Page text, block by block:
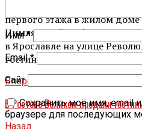
первого этажа в жилом
Цимлянской, 3, бывшее
в Ярославле на улице
гостиничный комплекс в
Вперед
В Ростове Великом продали
Назад
Имя*
Email*
Сайт
Сохранить моё имя, email
браузере для последующих